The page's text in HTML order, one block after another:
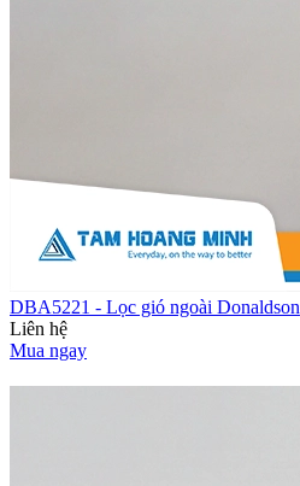
DBA5221 - Lọc gió ngoài Donaldson
Liên hệ
Mua ngay